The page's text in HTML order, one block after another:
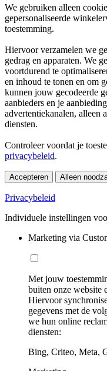
We gebruiken alleen
gepersonaliseerde
toestemming.
Hiervoor verzamelen we
gedrag en apparaten. We
voortdurend te
en inhoud te tonen en om
kunnen jouw gecodeerde
aanbieders en je
advertentiekanalen, alleen
diensten.
Controleer voordat je
privacybeleid.
Accepteren Alleen
Privacybeleid
Individuele instellingen
Marketing via
Met jouw
buiten onze website
Hiervoor
gegevens met de
we hun online
diensten:
Bing, Criteo, Meta,